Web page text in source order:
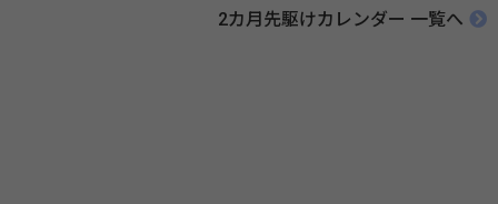
伝えたい！薬との付き合い方」（保健指導リソースガイド）
2カ月先駆けカレンダー 一覧へ